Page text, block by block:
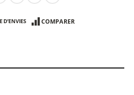
D’ENVIES COMPARER